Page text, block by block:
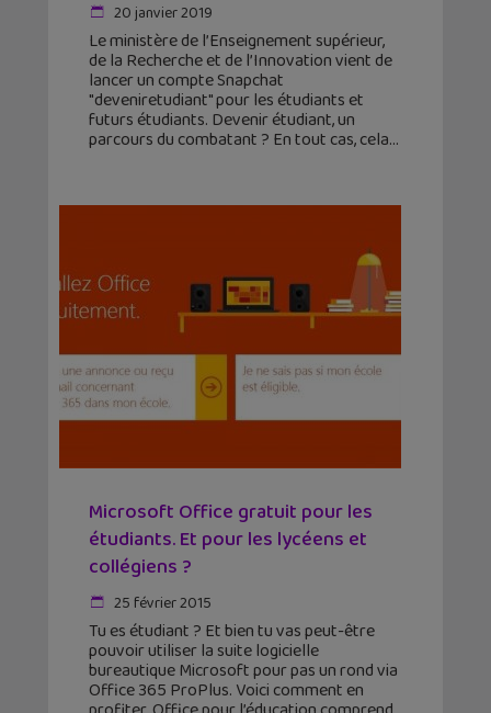
20 janvier 2019
Le ministère de l’Enseignement supérieur,
de la Recherche et de l’Innovation vient de
lancer un compte Snapchat
"deveniretudiant" pour les étudiants et
futurs étudiants. Devenir étudiant, un
parcours du combatant ? En tout cas, cela
Microsoft Office gratuit pour les
étudiants. Et pour les lycéens et
collégiens ?
25 février 2015
Tu es étudiant ? Et bien tu vas peut-être
pouvoir utiliser la suite logicielle
bureautique Microsoft pour pas un rond via
Office 365 ProPlus. Voici comment en